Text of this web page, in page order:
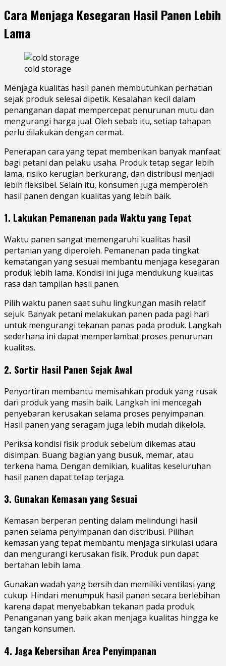
Cara Menjaga Kesegaran Hasil Panen Lebih
Lama
cold storage
Menjaga kualitas hasil panen membutuhkan perhatian
sejak produk selesai dipetik. Kesalahan kecil dalam
penanganan dapat mempercepat penurunan mutu dan
mengurangi harga jual. Oleh sebab itu, setiap tahapan
perlu dilakukan dengan cermat.
Penerapan cara yang tepat memberikan banyak manfaat
bagi petani dan pelaku usaha. Produk tetap segar lebih
lama, risiko kerugian berkurang, dan distribusi menjadi
lebih fleksibel. Selain itu, konsumen juga memperoleh
hasil panen dengan kualitas yang lebih baik.
1. Lakukan Pemanenan pada Waktu yang Tepat
Waktu panen sangat memengaruhi kualitas hasil
pertanian yang diperoleh. Pemanenan pada tingkat
kematangan yang sesuai membantu menjaga kesegaran
produk lebih lama. Kondisi ini juga mendukung kualitas
rasa dan tampilan hasil panen.
Pilih waktu panen saat suhu lingkungan masih relatif
sejuk. Banyak petani melakukan panen pada pagi hari
untuk mengurangi tekanan panas pada produk. Langkah
sederhana ini dapat memperlambat proses penurunan
kualitas.
2. Sortir Hasil Panen Sejak Awal
Penyortiran membantu memisahkan produk yang rusak
dari produk yang masih baik. Langkah ini mencegah
penyebaran kerusakan selama proses penyimpanan.
Hasil panen yang seragam juga lebih mudah dikelola.
Periksa kondisi fisik produk sebelum dikemas atau
disimpan. Buang bagian yang busuk, memar, atau
terkena hama. Dengan demikian, kualitas keseluruhan
hasil panen dapat tetap terjaga.
3. Gunakan Kemasan yang Sesuai
Kemasan berperan penting dalam melindungi hasil
panen selama penyimpanan dan distribusi. Pilihan
kemasan yang tepat membantu menjaga sirkulasi udara
dan mengurangi kerusakan fisik. Produk pun dapat
bertahan lebih lama.
Gunakan wadah yang bersih dan memiliki ventilasi yang
cukup. Hindari menumpuk hasil panen secara berlebihan
karena dapat menyebabkan tekanan pada produk.
Penanganan yang baik akan menjaga kualitas hingga ke
tangan konsumen.
4. Jaga Kebersihan Area Penyimpanan